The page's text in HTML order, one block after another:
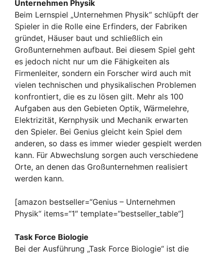
Unternehmen Physik
Beim Lernspiel „Unternehmen Physik“ schlüpft der
Spieler in die Rolle eine Erfinders, der Fabriken
gründet, Häuser baut und schließlich ein
Großunternehmen aufbaut. Bei diesem Spiel geht
es jedoch nicht nur um die Fähigkeiten als
Firmenleiter, sondern ein Forscher wird auch mit
vielen technischen und physikalischen Problemen
konfrontiert, die es zu lösen gilt. Mehr als 100
Aufgaben aus den Gebieten Optik, Wärmelehre,
Elektrizität, Kernphysik und Mechanik erwarten
den Spieler. Bei Genius gleicht kein Spiel dem
anderen, so dass es immer wieder gespielt werden
kann. Für Abwechslung sorgen auch verschiedene
Orte, an denen das Großunternehmen realisiert
werden kann.
[amazon bestseller=“Genius – Unternehmen
Physik“ items=“1″ template=“bestseller_table“]
Task Force Biologie
Bei der Ausführung „Task Force Biologie“ ist die